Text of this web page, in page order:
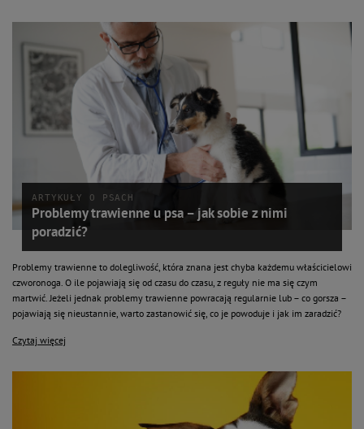
ARTYKUŁY O PSACH
Problemy trawienne u psa – jak sobie z nimi
poradzić?
Problemy trawienne to dolegliwość, która znana jest chyba każdemu właścicielowi
czworonoga. O ile pojawiają się od czasu do czasu, z reguły nie ma się czym
martwić. Jeżeli jednak problemy trawienne powracają regularnie lub – co gorsza –
pojawiają się nieustannie, warto zastanowić się, co je powoduje i jak im zaradzić?
Czytaj więcej